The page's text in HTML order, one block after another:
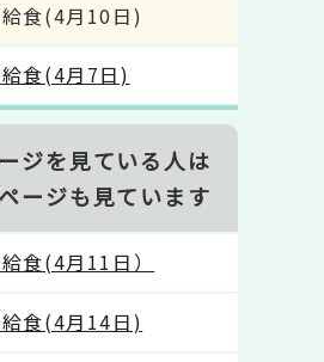
食(4月10日)
食(4月7日)
ジを見ている人は
ージも見ています
食(4月11日）
食(4月14日)